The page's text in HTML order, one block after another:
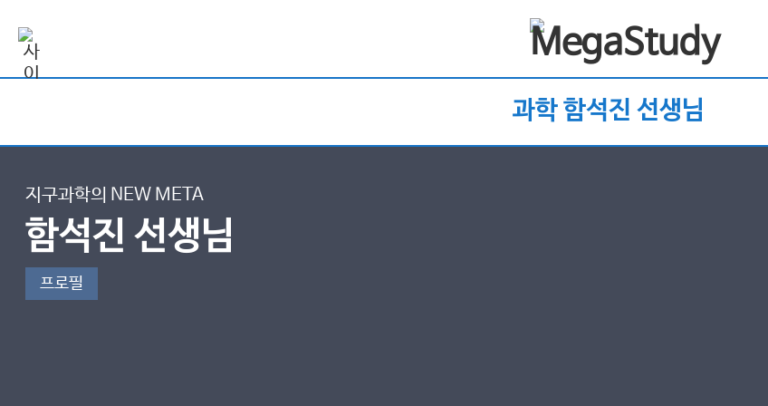
과학 함석진 선생님
지구과학의 NEW META
함석진 선생님
프로필